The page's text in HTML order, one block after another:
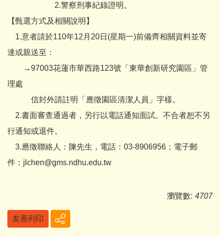
2.警察刑事紀錄證明。
【甄選方式及相關說明】
1.意者請於110年12月20日(星期一)前備齊相關資料並寄
達或親送至：
→97003花蓮市華西路123號「東華創新研究園區」管
理處
信封外請註明「應徵園區清潔人員」字樣。
2.書面審查通過者，另行以電話通知面試。不合者恕不另
行通知或退件。
3.應徵聯絡人：陳先生，電話：03-8906956；電子郵
件：jlchen@gms.ndhu.edu.tw
瀏覽數: 4707
友善列印